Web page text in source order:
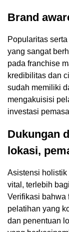
Brand
Popularitas
yang sangat
pada franchise
kredibilitas dan
sudah memiliki
mengakuisisi
investasi
Dukungan
lokasi,
Asistensi holistik
vital, terlebih
Verifikasi bahwa
pelatihan yang
dan penentuan